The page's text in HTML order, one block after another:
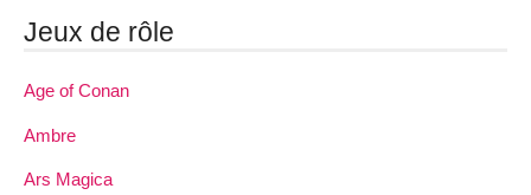
Jeux de rôle
Age of Conan
Ambre
Ars Magica